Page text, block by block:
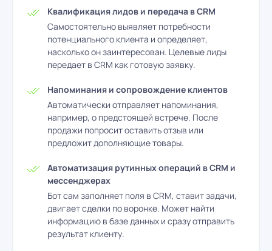
Квалификация лидов и передача в CRM
Самостоятельно выявляет потребности
потенциального клиента и определяет,
насколько он заинтересован. Целевые лиды
передает в CRM как готовую заявку.
Напоминания и сопровождение клиентов
Автоматически отправляет напоминания,
например, о предстоящей встрече. После
продажи попросит оставить отзыв или
предложит дополняющие товары.
Автоматизация рутинных операций в CRM и
мессенджерах
Бот сам заполняет поля в CRM, ставит задачи,
двигает сделки по воронке. Может найти
информацию в базе данных и сразу отправить
результат клиенту.